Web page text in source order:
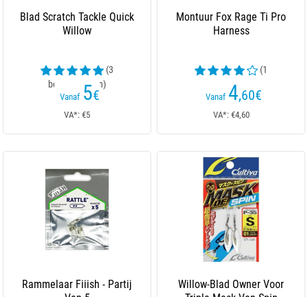
Blad Scratch Tackle Quick
Willow
(3
beoordelingen)
Vanaf 5€
VA*: €5
Montuur Fox Rage Ti Pro
Harness
(1
beoordelingen)
Vanaf 4,60€
VA*: €4,60
Rammelaar Fiiish - Partij
Willow-Blad Owner Voor